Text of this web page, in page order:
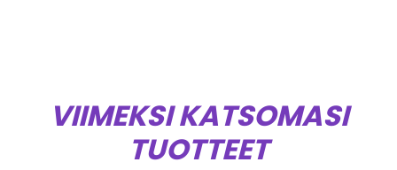
VIIMEKSI KATSOMASI
TUOTTEET